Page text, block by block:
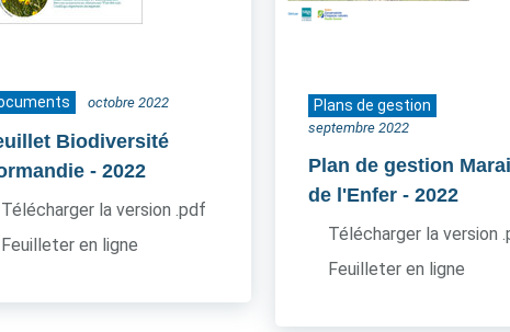
octobre 2022
Biodiversité
- 2022
Télécharger la version .pdf
Feuilleter en ligne
Plans de gestion
septembre 2022
Plan de gestion
de l'Enfer - 2022
Télécharger la version
Feuilleter en ligne